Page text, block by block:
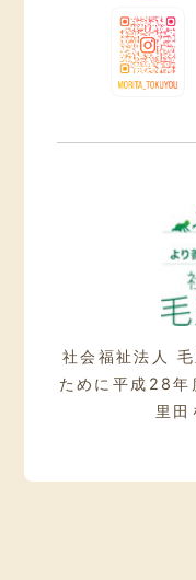
社会福祉法人
ために 平成28年
里田